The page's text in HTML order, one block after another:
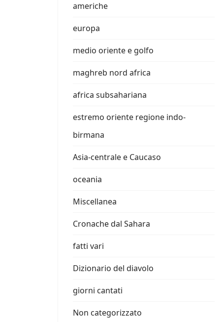
americhe
europa
medio oriente e golfo
maghreb nord africa
africa subsahariana
estremo oriente regione indo-
birmana
Asia-centrale e Caucaso
oceania
Miscellanea
Cronache dal Sahara
fatti vari
Dizionario del diavolo
giorni cantati
Non categorizzato